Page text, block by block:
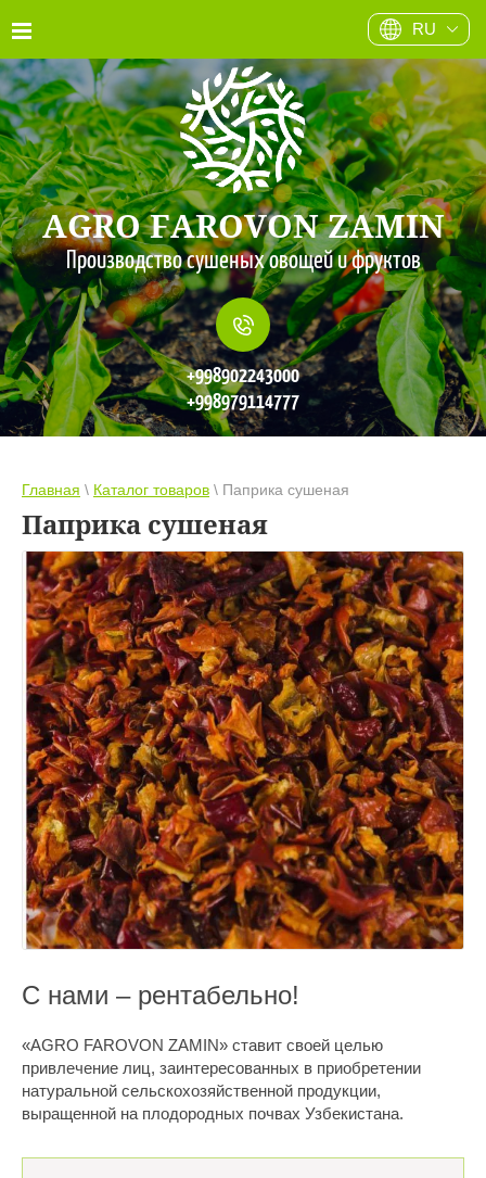
RU
AGRO FAROVON ZAMIN
Производство сушеных овощей и фруктов
+998902243000
+998979114777
Главная \ Каталог товаров \ Паприка сушеная
Паприка сушеная
С нами – рентабельно!
«AGRO FAROVON ZAMIN» ставит своей целью
привлечение лиц, заинтересованных в приобретении
натуральной сельскохозяйственной продукции,
выращенной на плодородных почвах Узбекистана.